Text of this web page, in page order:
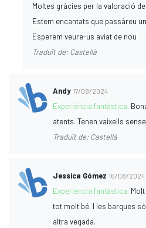
Moltes gràcies per la valoració
Estem encantats que passàreu
Esperem veure-us aviat de nou
Traduït de: Castellà
Andy 17/08/2024
Experiència fantàstica:
atents. Tenen vaixells
Traduït de: Castellà
Jessica Gómez 16/08/2024
Experiència fantàstica:
tot molt bé. I les barques
altra vegada.